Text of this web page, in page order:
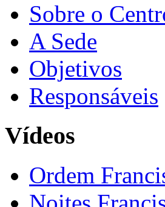
Sobre o
A Sede
Objetivos
Responsáveis
Vídeos
Ordem